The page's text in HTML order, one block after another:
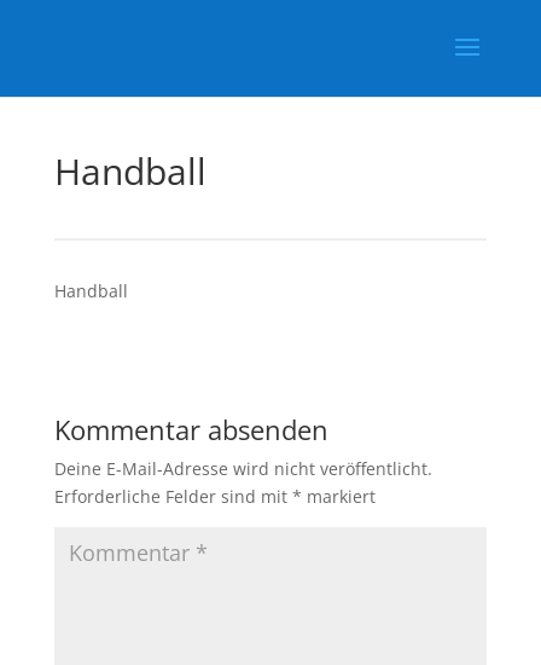
Handball
Handball
Kommentar absenden
Deine E-Mail-Adresse wird nicht veröffentlicht.
Erforderliche Felder sind mit * markiert